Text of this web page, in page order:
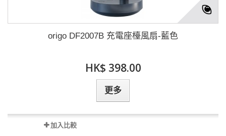
origo DF2007B 充電座檯風扇-藍色
HK$ 398.00
更多
加入比較